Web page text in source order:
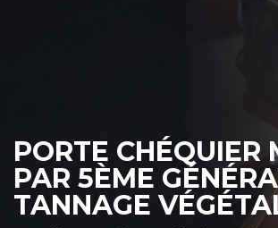
PORTE CHÉQUIER
PAR 5ÈME
TANNAGE